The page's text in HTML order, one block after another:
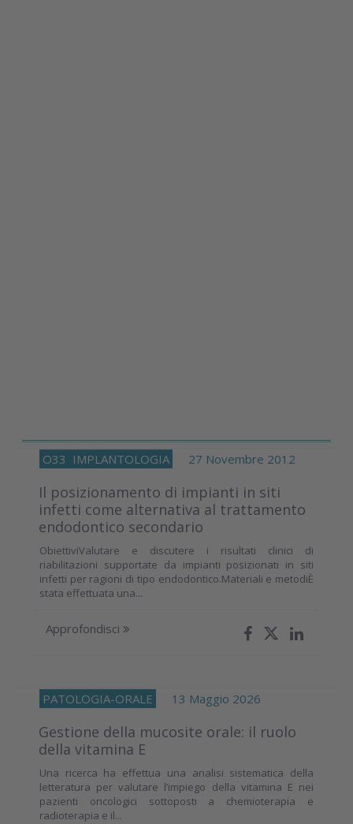
O33 IMPLANTOLOGIA 27 Novembre 2012
Il posizionamento di impianti in siti
infetti come alternativa al trattamento
endodontico secondario
ObiettiviValutare e discutere i risultati clinici di
riabilitazioni supportate da impianti posizionati in siti
infetti per ragioni di tipo endodontico.Materiali e metodiÈ
stata effettuata una...
Approfondisci
PATOLOGIA-ORALE 13 Maggio 2026
Gestione della mucosite orale: il ruolo
della vitamina E
Una ricerca ha effettua una analisi sistematica della
letteratura per valutare l’impiego della vitamina E nei
pazienti oncologici sottoposti a chemioterapia e
radioterapia e il...